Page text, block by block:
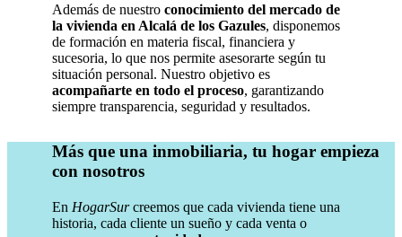
Además de nuestro conocimiento del mercado de
la vivienda en Alcalá de los Gazules, disponemos
de formación en materia fiscal, financiera y
sucesoria, lo que nos permite asesorarte según tu
situación personal. Nuestro objetivo es
acompañarte en todo el proceso, garantizando
siempre transparencia, seguridad y resultados.
Más que una inmobiliaria, tu hogar empieza
con nosotros
En HogarSurcreemos que cada vivienda tiene una
historia, cada cliente un sueño y cada venta o